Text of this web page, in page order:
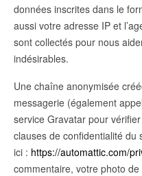
données inscrites dans le
aussi votre adresse IP et
sont collectés pour nous
indésirables.
Une chaîne anonymisée
messagerie (également
service Gravatar pour
clauses de confidentialité du
ici : https://automattic.com/
commentaire, votre photo